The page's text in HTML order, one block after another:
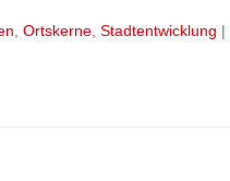
Ortskerne Stadtentwicklung |